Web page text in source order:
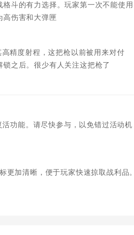
斗的有力选择。玩家第一次不能使用
伤害和大弹匣
精度射程，这把枪以前被用来对付
之后。很少有人关注这把枪了
功能。请尽快参与，以免错过活动机
加清晰，便于玩家快速掠取战利品。